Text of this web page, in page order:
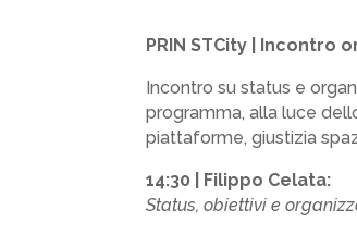
PRIN STCity | Incontro
Incontro su status e
programma, alla luce
piattaforme, giustizia
14:30 | Filippo Celata:
Status, obiettivi e